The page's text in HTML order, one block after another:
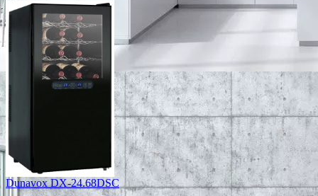
Dunavox DX-24.68DSC